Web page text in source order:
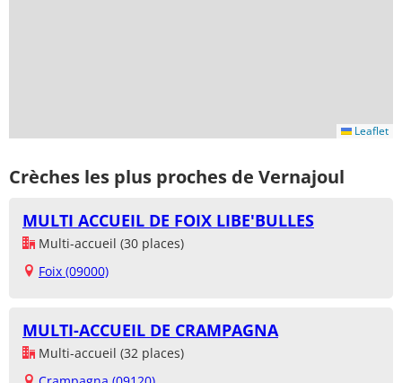
Leaflet
Crèches les plus proches de Vernajoul
MULTI ACCUEIL DE FOIX LIBE'BULLES
Multi-accueil (30 places)
Foix (09000)
MULTI-ACCUEIL DE CRAMPAGNA
Multi-accueil (32 places)